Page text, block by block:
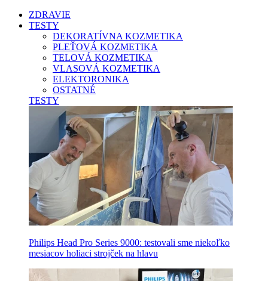
ZDRAVIE
TESTY
DEKORATÍVNA KOZMETIKA
PLEŤOVÁ KOZMETIKA
TELOVÁ KOZMETIKA
VLASOVÁ KOZMETIKA
ELEKTORONIKA
OSTATNÉ
TESTY
Philips Head Pro Series 9000: testovali sme niekoľko
mesiacov holiaci strojček na hlavu